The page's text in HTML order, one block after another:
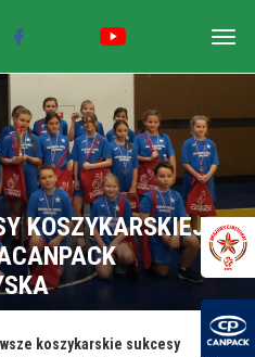
KOSZYKARSKIEJ
koszykarskie sukcesy